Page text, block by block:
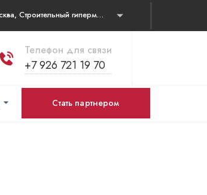
г. Москва, Строительный гипермаркет "Каширский двор" Каширское шоссе, д. 19 корп. 1, павильон № 31
Телефон для связи
+7 926 721 19 70
Стать партнером